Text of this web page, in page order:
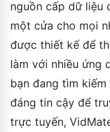
nguồn cấp dữ liệu
một cửa cho mọi
được thiết kế để
làm với nhiều ứng
bạn đang tìm
đáng tin cậy để
trực tuyến,